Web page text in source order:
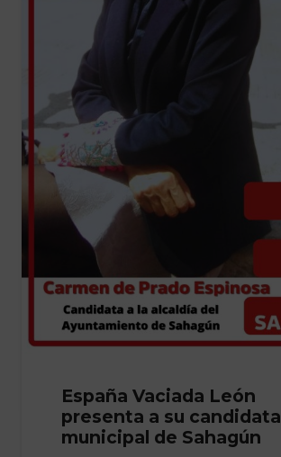
España Vaciada León
presenta a su candidata
municipal de Sahagún